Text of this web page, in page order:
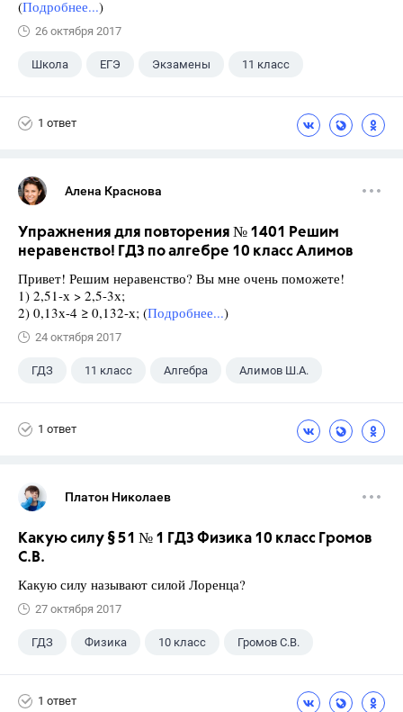
(Подробнее...)
26 октября 2017
Школа ЕГЭ Экзамены 11 класс
1 ответ
Алена Краснова
Упражнения для повторения № 1401 Решим
неравенство! ГДЗ по алгебре 10 класс Алимов
Привет! Решим неравенство? Вы мне очень поможете!
1) 2,51-х > 2,5-3х;
2) 0,13х-4 ≥ 0,132-х; (Подробнее...)
24 октября 2017
ГДЗ 11 класс Алгебра Алимов Ш.А.
1 ответ
Платон Николаев
Какую силу § 51 № 1 ГДЗ Физика 10 класс Громов
С.В.
Какую силу называют силой Лоренца?
27 октября 2017
ГДЗ Физика 10 класс Громов С.В.
1 ответ